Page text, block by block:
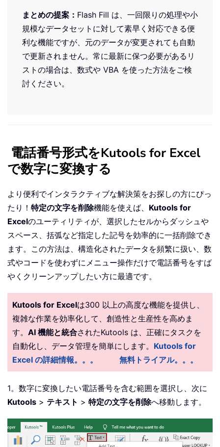
まとめの提案： Flash Fill は、一回限りの処理や小
規模なデータセットに対して素早く対応できる便
利な機能ですが、元のデータが変更されても自動
で更新されません。常に最新に保つ必要があるリ
ストの場合は、数式や VBA を使った方法をご検
討ください。
電話番号形式をKutools for Excel
で数字に変換する
より便利でインタラクティブな解決策をお探しの方にぴっ
たり！ 特定の文字を削除機能を使えば、 Kutools for
Excelのユーティリティが、選択したセルからダッシュや
スペース、括弧など指定した記号を効率的に一括削除でき
ます。この方法は、構造化されたデータを頻繁に扱い、数
式やコードを使わずにメニュー操作だけで電話番号をすば
やくクリーンアップしたい方に最適です。
Kutools for Excelは300 以上の高度な機能を提供し、
複雑な作業を効率化して、創造性と生産性を高めま
す。 AI 機能と統合されたKutools は、正確にタスクを
自動化し、データ管理を簡単にします。 Kutools for
Excel の詳細情報。。。
無料トライアル。。。
1。数字に変換したい電話番号を含む範囲を選択し、次に
Kutools > テキスト > 特定の文字を削除へ移動します。